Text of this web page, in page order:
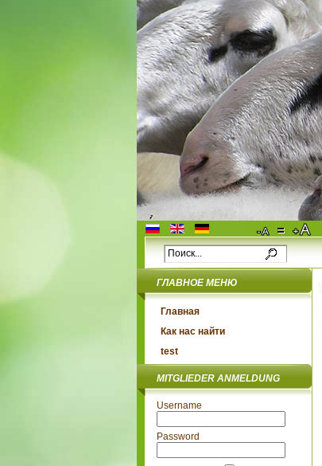
ГЛАВНОЕ МЕНЮ
Главная
Как нас найти
test
MITGLIEDER ANMELDUNG
Username
Password